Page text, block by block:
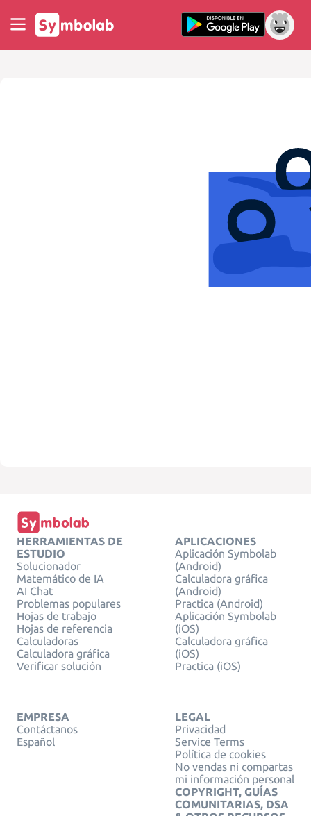
HERRAMIENTAS DE
ESTUDIO
Solucionador
Matemático de IA
AI Chat
Problemas populares
Hojas de trabajo
Hojas de referencia
Calculadoras
Calculadora gráfica
Verificar solución
APLICACIONES
Aplicación Symbolab
(Android)
Calculadora gráfica
(Android)
Practica (Android)
Aplicación Symbolab
(iOS)
Calculadora gráfica
(iOS)
Practica (iOS)
EMPRESA
Contáctanos
Español
LEGAL
Privacidad
Service Terms
Política de cookies
No vendas ni compartas
mi información personal
COPYRIGHT, GUÍAS
COMUNITARIAS, DSA